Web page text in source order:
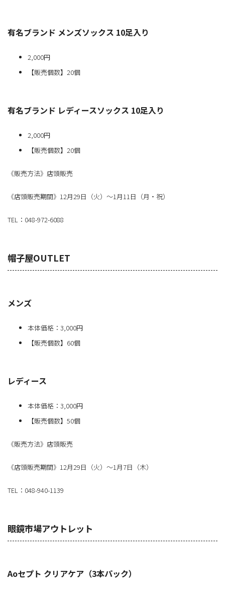
有名ブランド メンズソックス 10足入り
2,000円
【販売個数】20個
有名ブランド レディースソックス 10足入り
2,000円
【販売個数】20個
《販売方法》店頭販売
《店頭販売期間》12月29日（火）～1月11日（月・祝）
TEL：048-972-6088
帽子屋OUTLET
メンズ
本体価格：3,000円
【販売個数】60個
レディース
本体価格：3,000円
【販売個数】50個
《販売方法》店頭販売
《店頭販売期間》12月29日（火）～1月7日（木）
TEL：048-940-1139
眼鏡市場アウトレット
Aoセプト クリアケア（3本パック）